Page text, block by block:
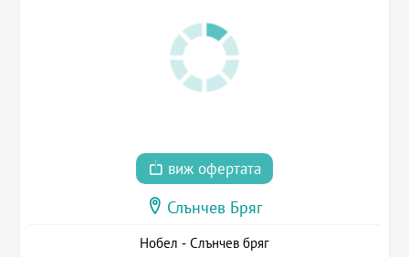
виж офертата
Слънчев Бряг
Нобел - Слънчев бряг